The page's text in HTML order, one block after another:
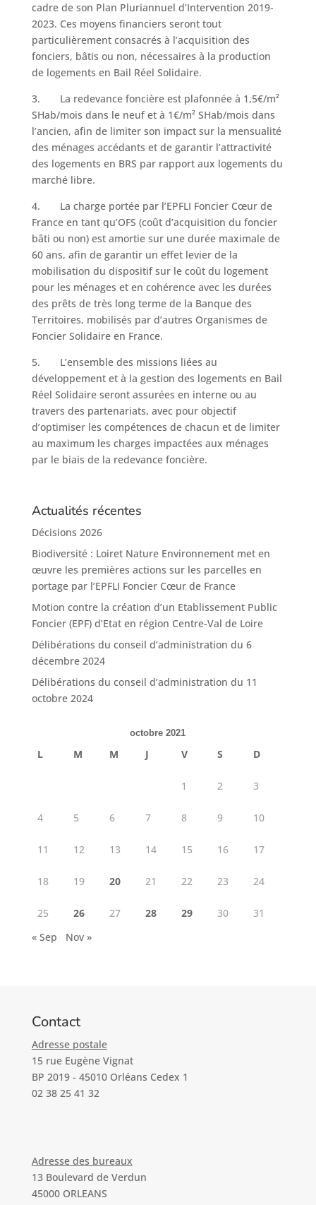
cadre de son Plan Pluriannuel d’Intervention 2019-
2023. Ces moyens financiers seront tout
particulièrement consacrés à l’acquisition des
fonciers, bâtis ou non, nécessaires à la production
de logements en Bail Réel Solidaire.
3. La redevance foncière est plafonnée à 1,5€/m²
SHab/mois dans le neuf et à 1€/m² SHab/mois dans
l’ancien, afin de limiter son impact sur la mensualité
des ménages accédants et de garantir l’attractivité
des logements en BRS par rapport aux logements du
marché libre.
4. La charge portée par l’EPFLI Foncier Cœur de
France en tant qu’OFS (coût d’acquisition du foncier
bâti ou non) est amortie sur une durée maximale de
60 ans, afin de garantir un effet levier de la
mobilisation du dispositif sur le coût du logement
pour les ménages et en cohérence avec les durées
des prêts de très long terme de la Banque des
Territoires, mobilisés par d’autres Organismes de
Foncier Solidaire en France.
5. L’ensemble des missions liées au
développement et à la gestion des logements en Bail
Réel Solidaire seront assurées en interne ou au
travers des partenariats, avec pour objectif
d’optimiser les compétences de chacun et de limiter
au maximum les charges impactées aux ménages
par le biais de la redevance foncière.
Actualités récentes
Décisions 2026
Biodiversité : Loiret Nature Environnement met en
œuvre les premières actions sur les parcelles en
portage par l’EPFLI Foncier Cœur de France
Motion contre la création d’un Etablissement Public
Foncier (EPF) d’Etat en région Centre-Val de Loire
Délibérations du conseil d’administration du 6
décembre 2024
Délibérations du conseil d’administration du 11
octobre 2024
octobre 2021
L M M J V S D
1 2 3
4 5 6 7 8 9 10
11 12 13 14 15 16 17
18 19 20 21 22 23 24
25 26 27 28 29 30
31
« Sep
Nov »
Contact
Adresse postale
15 rue Eugène Vignat
BP 2019 - 45010 Orléans Cedex 1
02 38 25 41 32
Adresse des bureaux
13 Boulevard de Verdun
45000 ORLEANS